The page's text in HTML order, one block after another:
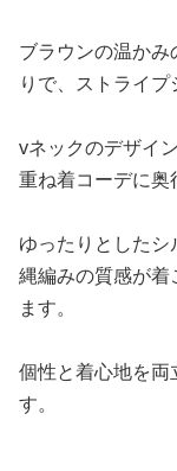
ブラウンの温か
りで、ストライプ
vネックのデザイ
重ね着コーデに奥
ゆったりとしたシ
縄編みの質感が
ます。
個性と着心地を
す。